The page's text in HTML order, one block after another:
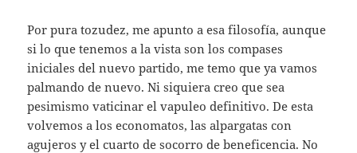
Por pura tozudez, me apunto a esa filosofía, aunque
si lo que tenemos a la vista son los compases
iniciales del nuevo partido, me temo que ya vamos
palmando de nuevo. Ni siquiera creo que sea
pesimismo vaticinar el vapuleo definitivo. De esta
volvemos a los economatos, las alpargatas con
agujeros y el cuarto de socorro de beneficencia. No